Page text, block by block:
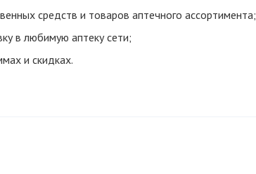
средств и товаров аптечного ассортимента;
в любимую аптеку сети;
и скидках.